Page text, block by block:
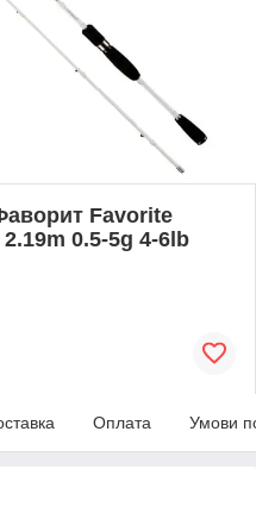
Favorite
0.5-5g 4-6lb
Оплата Умови